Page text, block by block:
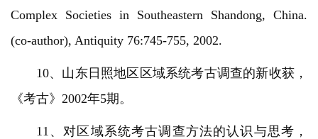
Complex Societies in Southeastern Shandong, China.
(co-author), Antiquity 76:745-755, 2002.
10、山东日照地区区域系统考古调查的新收获，
《考古》2002年5期。
11、对区域系统考古调查方法的认识与思考，